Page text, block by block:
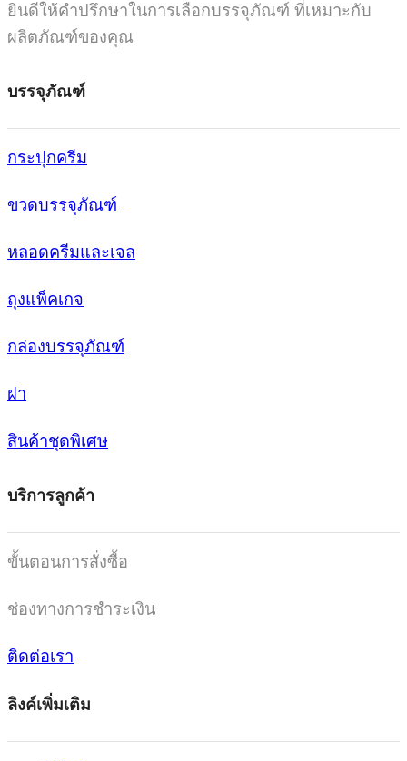
ยินดีให้คำปรึกษาในการเลือกบรรจุภัณฑ์ ที่เหมาะกับ
ผลิตภัณฑ์ของคุณ
บรรจุภัณฑ์
กระปุกครีม
ขวดบรรจุภัณฑ์
หลอดครีมและเจล
ถุงแพ็คเกจ
กล่องบรรจุภัณฑ์
ฝา
สินค้าชุดพิเศษ
บริการลูกค้า
ขั้นตอนการสั่งซื้อ
ช่องทางการชำระเงิน
ติดต่อเรา
ลิงค์เพิ่มเติม